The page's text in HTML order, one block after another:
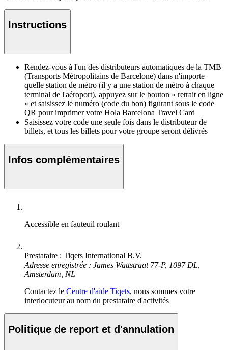
Instructions
Rendez-vous à l'un des distributeurs automatiques de la TMB
(Transports Métropolitains de Barcelone) dans n'importe
quelle station de métro (il y a une station de métro à chaque
terminal de l'aéroport), appuyez sur le bouton « retrait en ligne
» et saisissez le numéro (code du bon) figurant sous le code
QR pour imprimer votre Hola Barcelona Travel Card
Saisissez votre code une seule fois dans le distributeur de
billets, et tous les billets pour votre groupe seront délivrés
Infos complémentaires
Accessible en fauteuil roulant
Prestataire : Tiqets International B.V.
Adresse enregistrée : James Wattstraat 77-P, 1097 DL,
Amsterdam, NL
Contactez le Centre d'aide Tiqets, nous sommes votre
interlocuteur au nom du prestataire d'activités
Politique de report et d'annulation